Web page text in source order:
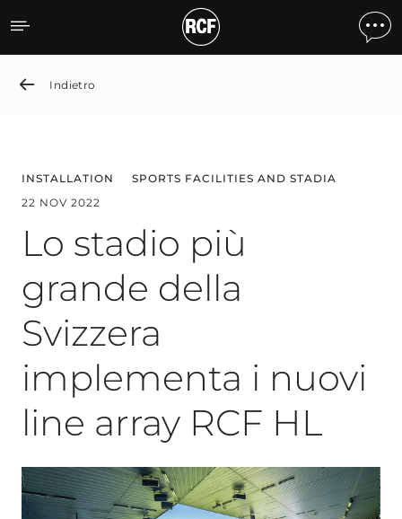
Lo stadio più grande
Indietro
INSTALLATION
SPORTS FACILITIES AND STADIA
22 NOV 2022
Lo stadio più
grande della
Svizzera
implementa i nuovi
line array RCF HL